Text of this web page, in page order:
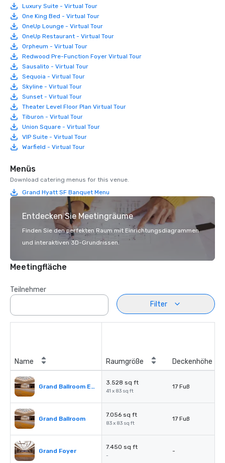
Luxury Suite - Virtual Tour
One King Bed - Virtual Tour
OneUp Lounge - Virtual Tour
OneUp Restaurant - Virtual Tour
Orpheum - Virtual Tour
Redwood Pre-Function Foyer Virtual Tour
Sausalito - Virtual Tour
Sequoia - Virtual Tour
Skyline - Virtual Tour
Sunset - Virtual Tour
Theater Level Floor Plan Virtual Tour
Tiburon - Virtual Tour
Union Square - Virtual Tour
VIP Suite - Virtual Tour
Warfield - Virtual Tour
Menüs
Download catering menus for this venue.
Grand Hyatt SF Banquet Menu
Entdecken Sie Meetingräume
Finden Sie den perfekten Raum mit Einrichtungsdiagrammen
und interaktiven 3D-Grundrissen.
Meetingfläche
Teilnehmer
Filter
Name Raumgröße Deckenhöhe
Grand Ballroom East or West
3.528 sq ft
41 x 83 sq ft
17 Fuß
Grand Ballroom
7.056 sq ft
83 x 83 sq ft
17 Fuß
Grand Foyer
7.450 sq ft
-
-